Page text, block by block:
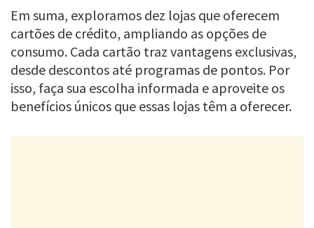
Em suma, exploramos dez lojas que oferecem
cartões de crédito, ampliando as opções de
consumo. Cada cartão traz vantagens exclusivas,
desde descontos até programas de pontos. Por
isso, faça sua escolha informada e aproveite os
benefícios únicos que essas lojas têm a oferecer.